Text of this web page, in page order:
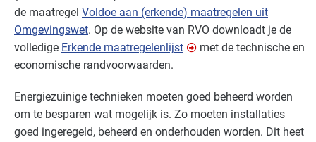
de maatregel Voldoe aan (erkende) maatregelen uit
Omgevingswet. Op de website van RVO downloadt je de
volledige Erkende maatregelenlijst
met de technische en
economische randvoorwaarden.
Energiezuinige technieken moeten goed beheerd worden
om te besparen wat mogelijk is. Zo moeten installaties
goed ingeregeld, beheerd en onderhouden worden. Dit heet